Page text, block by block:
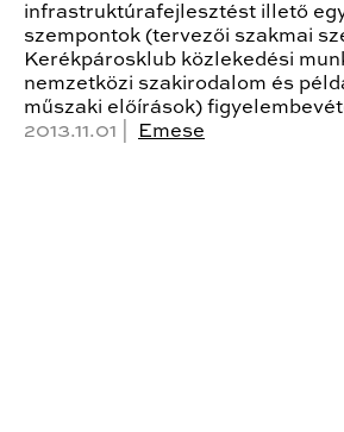
infrastruktúrafejlesztést illető
szempontok (tervezői szakmai
Kerékpárosklub közlekedési
nemzetközi szakirodalom és
műszaki előírások)
2013.11.01 |
Emese